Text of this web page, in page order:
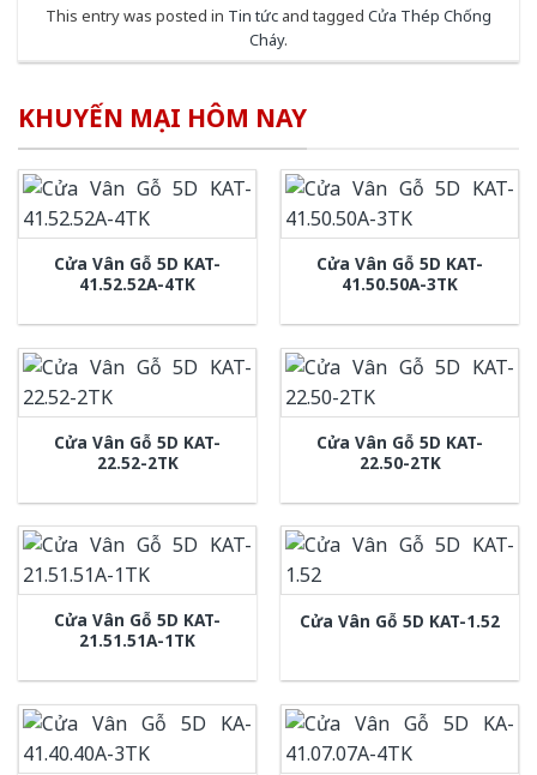
This entry was posted in Tin tức and tagged Cửa Thép Chống
Cháy.
KHUYẾN MẠI HÔM NAY
Cửa Vân Gỗ 5D KAT-
41.52.52A-4TK
Cửa Vân Gỗ 5D KAT-
41.50.50A-3TK
Cửa Vân Gỗ 5D KAT-
22.52-2TK
Cửa Vân Gỗ 5D KAT-
22.50-2TK
Cửa Vân Gỗ 5D KAT-
21.51.51A-1TK
Cửa Vân Gỗ 5D KAT-1.52